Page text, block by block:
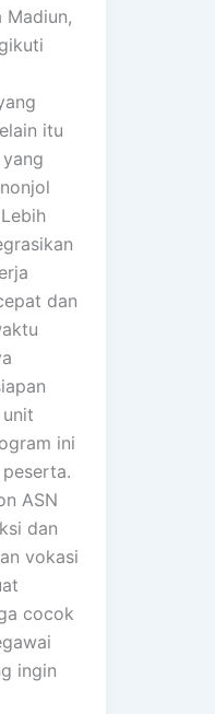
Madiun,
itu
dan
ini
ASN
dan
vokasi
cocok
ingin